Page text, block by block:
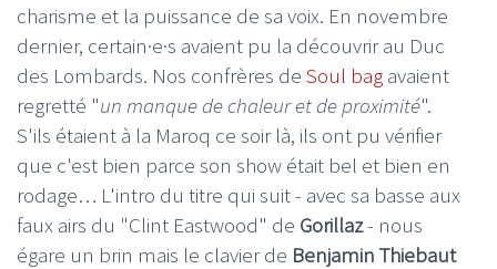
charisme et la puissance de sa voix. En novembre
dernier, certain·e·s avaient pu la découvrir au Duc
des Lombards. Nos confrères de Soul bag avaient
regretté "un manque de chaleur et de proximité".
S'ils étaient à la Maroq ce soir là, ils ont pu vérifier
que c'est bien parce son show était bel et bien en
rodage… L'intro du titre qui suit - avec sa basse aux
faux airs du "Clint Eastwood" de Gorillaz- nous
égare un brin mais le clavier de Benjamin Thiebaut